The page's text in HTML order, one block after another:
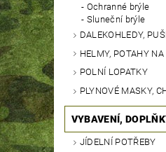
Ochranné brýle
Sluneční brýle
DALEKOHLEDY,
HELMY, POTAHY
POLNÍ LOPATKY
PLYNOVÉ MASKY,
VYBAVENÍ,
JÍDELNÍ POTŘEBY